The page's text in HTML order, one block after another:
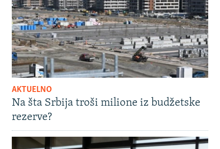
AKTUELNO
Na šta Srbija troši milione iz budžetske
rezerve?